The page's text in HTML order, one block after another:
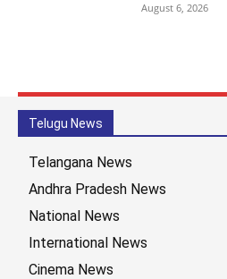
August 6, 2026
Telugu News
Telangana News
Andhra Pradesh News
National News
International News
Cinema News